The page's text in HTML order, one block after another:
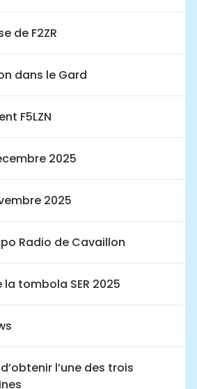
de F2ZR
dans le Gard
F5LZN
2025
2025
Radio de Cavaillon
tombola SER 2025
l’une des trois